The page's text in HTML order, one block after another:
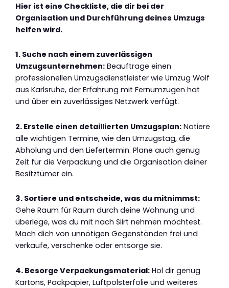
Hier ist eine Checkliste, die dir bei der
Organisation und Durchführung deines Umzugs
helfen wird.
1. Suche nach einem zuverlässigen
Umzugsunternehmen: Beauftrage einen
professionellen Umzugsdienstleister wie Umzug Wolf
aus Karlsruhe, der Erfahrung mit Fernumzügen hat
und über ein zuverlässiges Netzwerk verfügt.
2. Erstelle einen detaillierten Umzugsplan: Notiere
alle wichtigen Termine, wie den Umzugstag, die
Abholung und den Liefertermin. Plane auch genug
Zeit für die Verpackung und die Organisation deiner
Besitztümer ein.
3. Sortiere und entscheide, was du mitnimmst:
Gehe Raum für Raum durch deine Wohnung und
überlege, was du mit nach Siirt nehmen möchtest.
Mach dich von unnötigen Gegenständen frei und
verkaufe, verschenke oder entsorge sie.
4. Besorge Verpackungsmaterial: Hol dir genug
Kartons, Packpapier, Luftpolsterfolie und weiteres